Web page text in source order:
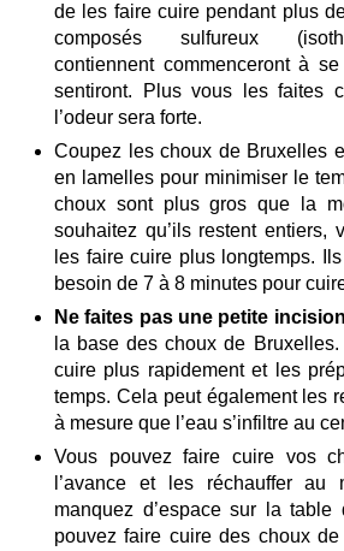
de les faire cuire pendant plus
composés sulfureux
contiennent commenceront à
sentiront. Plus vous les faites
l’odeur sera forte.
Coupez les choux de Bruxelles
en lamelles pour minimiser le
choux sont plus gros que la
souhaitez qu’ils restent entiers,
les faire cuire plus longtemps.
besoin de 7 à 8 minutes pour
Ne faites pas une petite
la base des choux de
cuire plus rapidement et les
temps. Cela peut également les
à mesure que l’eau s’infiltre au
Vous pouvez faire cuire vos
l’avance et les réchauffer au
manquez d’espace sur la
pouvez faire cuire des choux